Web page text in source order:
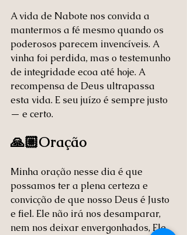
A vida de Nabote nos convida a
mantermos a fé mesmo quando os
poderosos parecem invencíveis. A
vinha foi perdida, mas o testemunho
de integridade ecoa até hoje. A
recompensa de Deus ultrapassa
esta vida. E seu juízo é sempre justo
— e certo.
🙏🏼Oração
Minha oração nesse dia é que
possamos ter a plena certeza e
convicção de que nosso Deus é Justo
e fiel. Ele não irá nos desamparar,
nem nos deixar envergonhados, Ele